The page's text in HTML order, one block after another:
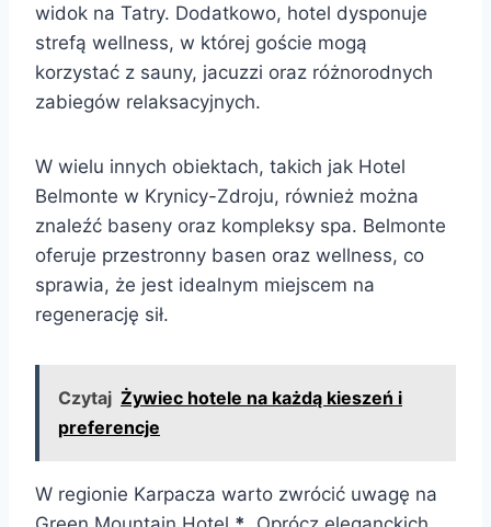
widok na Tatry. Dodatkowo, hotel dysponuje
strefą wellness, w której goście mogą
korzystać z sauny, jacuzzi oraz różnorodnych
zabiegów relaksacyjnych.
W wielu innych obiektach, takich jak Hotel
Belmonte w Krynicy-Zdroju, również można
znaleźć baseny oraz kompleksy spa. Belmonte
oferuje przestronny basen oraz wellness, co
sprawia, że jest idealnym miejscem na
regenerację sił.
Czytaj Żywiec hotele na każdą kieszeń i
preferencje
W regionie Karpacza warto zwrócić uwagę na